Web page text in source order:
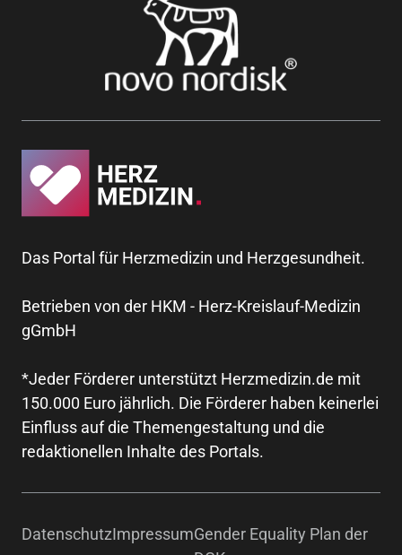
Das Portal für Herzmedizin und Herzgesundheit.
Betrieben von der HKM - Herz-Kreislauf-Medizin
gGmbH
*Jeder Förderer unterstützt Herzmedizin.de mit
150.000 Euro jährlich. Die Förderer haben keinerlei
Einfluss auf die Themengestaltung und die
redaktionellen Inhalte des Portals.
DatenschutzImpressumGender Equality Plan der